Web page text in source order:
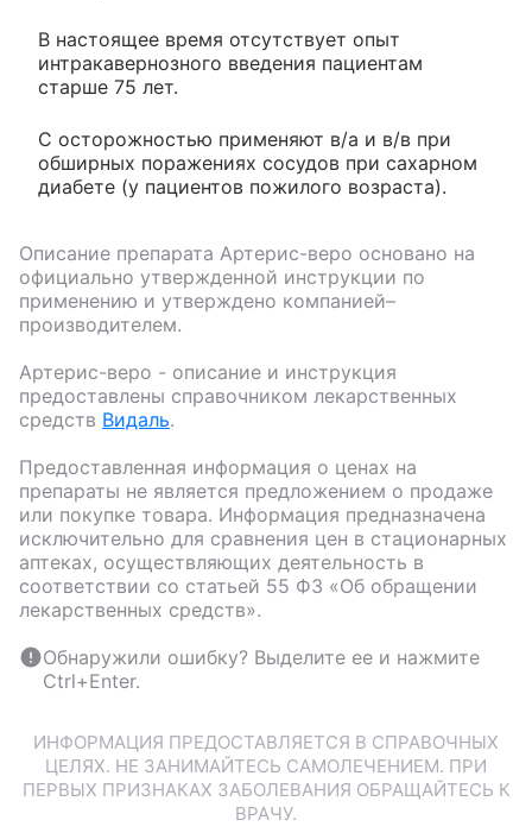
В настоящее время отсутствует опыт
интракавернозного введения пациентам
старше 75 лет.
C осторожностью применяют в/а и в/в при
обширных поражениях сосудов при сахарном
диабете (у пациентов пожилого возраста).
Описание препарата Артерис-веро основано на
официально утвержденной инструкции по
применению и утверждено компанией–
производителем.
Артерис-веро - описание и инструкция
предоставлены справочником лекарственных
средств Видаль.
Предоставленная информация о ценах на
препараты не является предложением о продаже
или покупке товара. Информация предназначена
исключительно для сравнения цен в стационарных
аптеках, осуществляющих деятельность в
соответствии со статьей 55 ФЗ «Об обращении
лекарственных средств».
Обнаружили ошибку? Выделите ее и нажмите
Ctrl+Enter.
ИНФОРМАЦИЯ ПРЕДОСТАВЛЯЕТСЯ В СПРАВОЧНЫХ
ЦЕЛЯХ. НЕ ЗАНИМАЙТЕСЬ САМОЛЕЧЕНИЕМ. ПРИ
ПЕРВЫХ ПРИЗНАКАХ ЗАБОЛЕВАНИЯ ОБРАЩАЙТЕСЬ К
ВРАЧУ.